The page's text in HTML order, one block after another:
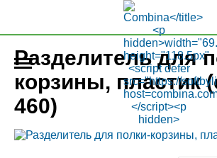
Разделитель для
корзины, пластик
460)